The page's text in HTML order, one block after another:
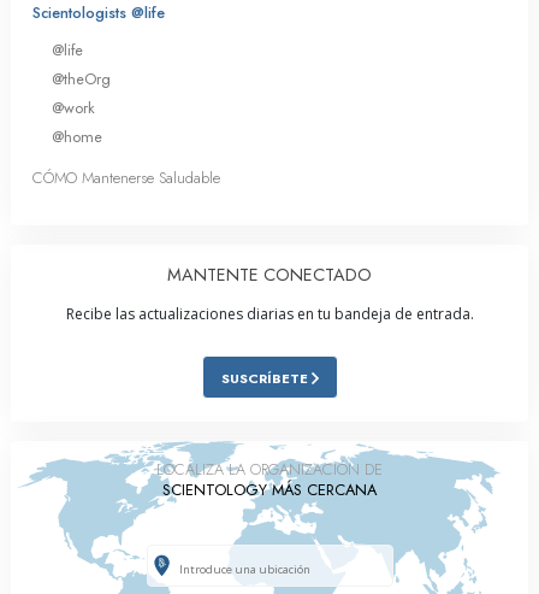
Scientologists @life
@life
@theOrg
@work
@home
CÓMO Mantenerse Saludable
MANTENTE CONECTADO
Recibe las actualizaciones diarias en tu bandeja de entrada.
SUSCRÍBETE
LOCALIZA LA ORGANIZACIÓN DE
SCIENTOLOGY MÁS CERCANA